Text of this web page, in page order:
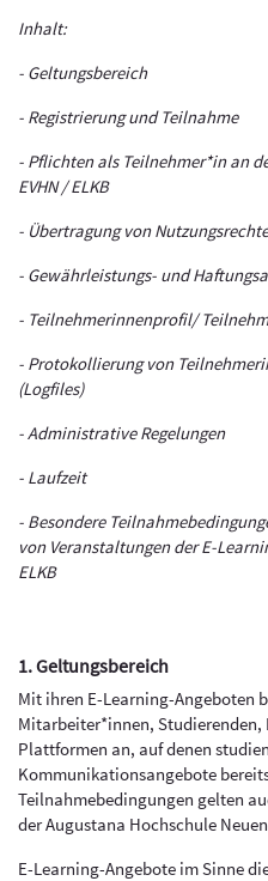
Inhalt:
- Geltungsbereich
- Registrierung und Teilnahme
- Pflichten als Teilnehmer*in an
EVHN / ELKB
- Übertragung von
- Gewährleistungs- und
- Teilnehmerinnenprofil/
- Protokollierung von
(Logfiles)
- Administrative Regelungen
- Laufzeit
- Besondere
von Veranstaltungen der E-
ELKB
1. Geltungsbereich
Mit ihren E-Learning-Angeboten
Mitarbeiter*innen, Studierenden,
Plattformen an, auf denen
Kommunikationsangebote
Teilnahmebedingungen gelten
der Augustana Hochschule
E-Learning-Angebote im Sinne